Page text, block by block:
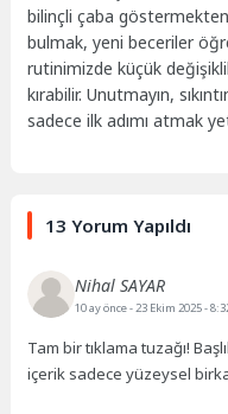
bilinçli çaba
bulmak, yeni beceriler
rutinimizde küçük
kırabilir. Unutmayın,
sadece ilk adımı atmak
13 Yorum Yapıldı
Nihal SAYAR
10 ay önce- 23 Ekim 2025 -
Tam bir tıklama tuzağı!
içerik sadece yüzeysel